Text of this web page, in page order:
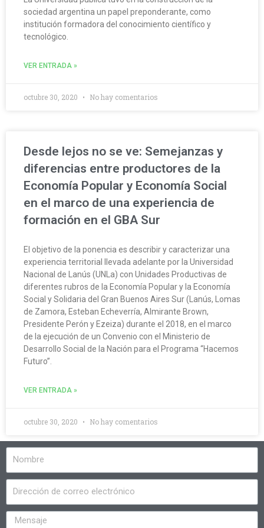
sociedad argentina un papel preponderante, como
institución formadora del conocimiento científico y
tecnológico.
VER ENTRADA »
octubre 30, 2020 No hay comentarios
Desde lejos no se ve: Semejanzas y
diferencias entre productores de la
Economía Popular y Economía Social
en el marco de una experiencia de
formación en el GBA Sur
El objetivo de la ponencia es describir y caracterizar una
experiencia territorial llevada adelante por la Universidad
Nacional de Lanús (UNLa) con Unidades Productivas de
diferentes rubros de la Economía Popular y la Economía
Social y Solidaria del Gran Buenos Aires Sur (Lanús, Lomas
de Zamora, Esteban Echeverría, Almirante Brown,
Presidente Perón y Ezeiza) durante el 2018, en el marco
de la ejecución de un Convenio con el Ministerio de
Desarrollo Social de la Nación para el Programa “Hacemos
Futuro”.
VER ENTRADA »
octubre 30, 2020 No hay comentarios